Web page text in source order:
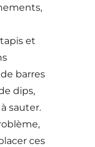
et
barres
dips,
sauter.
ces